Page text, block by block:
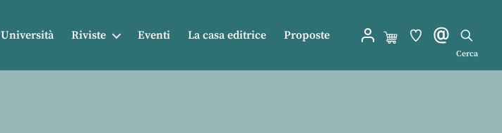
Università Riviste Eventi La casa editrice Proposte
Cerca